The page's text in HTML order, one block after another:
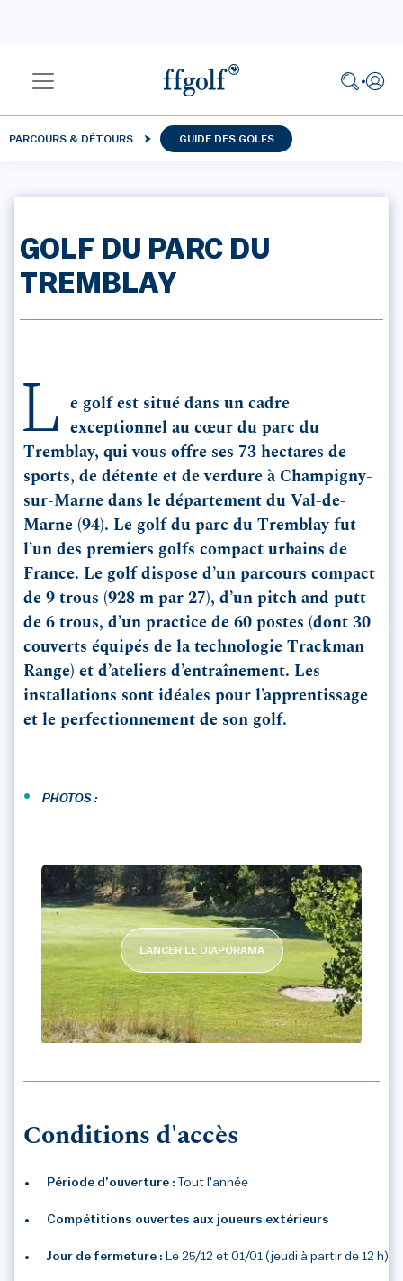
PARCOURS & DÉTOURS GUIDE DES GOLFS
GOLF DU PARC DU
TREMBLAY
L
e golf est situé dans un cadre
exceptionnel au cœur du parc du
Tremblay, qui vous offre ses 73 hectares de
sports, de détente et de verdure à Champigny-
sur-Marne dans le département du Val-de-
Marne (94). Le golf du parc du Tremblay fut
l’un des premiers golfs compact urbains de
France. Le golf dispose d’un parcours compact
de 9 trous (928 m par 27), d’un pitch and putt
de 6 trous, d’un practice de 60 postes (dont 30
couverts équipés de la technologie Trackman
Range) et d’ateliers d’entraînement. Les
installations sont idéales pour l’apprentissage
et le perfectionnement de son golf.
• PHOTOS :
LANCER LE DIAPORAMA
Conditions d'accès
Période d’ouverture : Tout l'année
Compétitions ouvertes aux joueurs extérieurs
Jour de fermeture : Le 25/12 et 01/01 (jeudi à partir de 12 h)